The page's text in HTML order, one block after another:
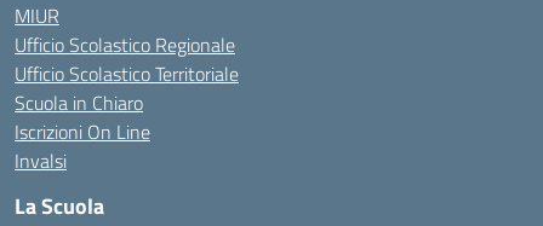
MIUR
Ufficio Scolastico Regionale
Ufficio Scolastico Territoriale
Scuola in Chiaro
Iscrizioni On Line
Invalsi
La Scuola